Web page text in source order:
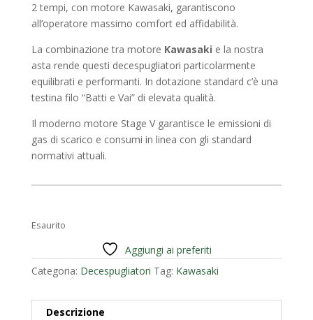
2 tempi, con motore Kawasaki, garantiscono
all’operatore massimo comfort ed affidabilità.
La combinazione tra motore Kawasaki e la nostra
asta rende questi decespugliatori particolarmente
equilibrati e performanti. In dotazione standard c’è una
testina filo “Batti e Vai” di elevata qualità.
Il moderno motore Stage V garantisce le emissioni di
gas di scarico e consumi in linea con gli standard
normativi attuali.
Esaurito
Aggiungi ai preferiti
Categoria: Decespugliatori Tag: Kawasaki
Descrizione